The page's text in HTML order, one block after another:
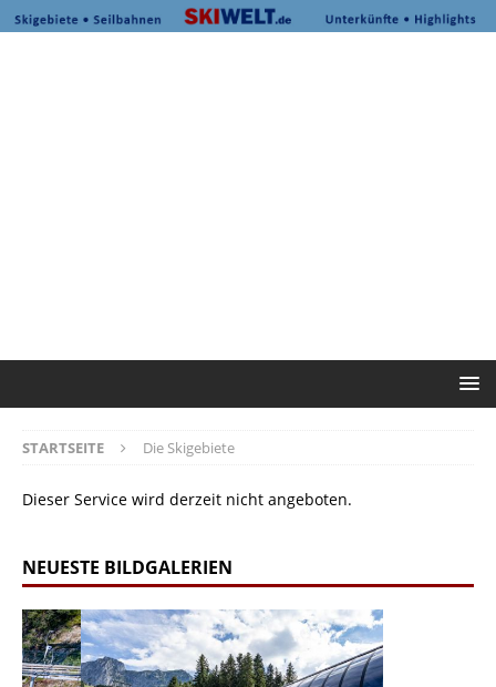
STARTSEITE Die Skigebiete
Dieser Service wird derzeit nicht angeboten.
NEUESTE BILDGALERIEN